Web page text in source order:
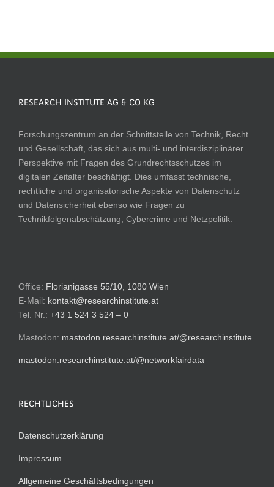
RESEARCH INSTITUTE AG & CO KG
Forschungszentrum an der Schnittstelle von Technik, Recht
und Gesellschaft, das sich aus multi- und interdisziplinärer
Perspektive mit Fragen des Grundrechtsschutzes im
digitalen Zeitalter beschäftigt. Dies umfasst technische,
rechtliche und organisatorische Aspekte von Datenschutz
und Datensicherheit ebenso wie Fragen zu
Technikfolgenabschätzung, Cybercrime und Netzpolitik.
Office: Florianigasse 55/10, 1080 Wien
E-Mail: kontakt@researchinstitute.at
Tel. Nr.: +43 1 524 3 524 – 0
Mastodon: mastodon.researchinstitute.at/@researchinstitute
mastodon.researchinstitute.at/@networkfairdata
RECHTLICHES
Datenschutzerklärung
Impressum
Allgemeine Geschäftsbedingungen